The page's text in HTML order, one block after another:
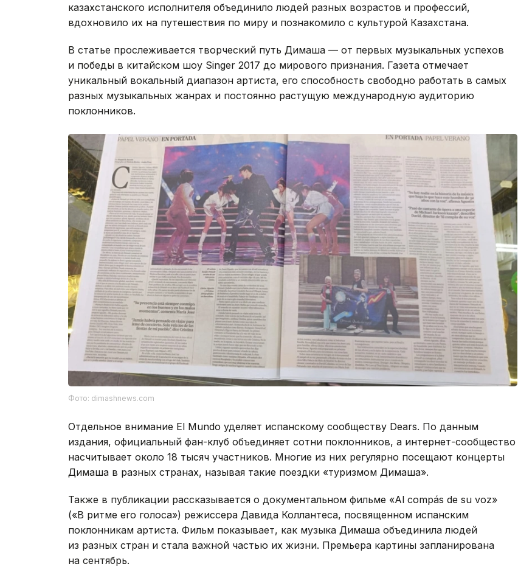
казахстанского исполнителя объединило людей разных возрастов и профессий,
вдохновило их на путешествия по миру и познакомило с культурой Казахстана.
В статье прослеживается творческий путь Димаша — от первых музыкальных успехов
и победы в китайском шоу Singer 2017 до мирового признания. Газета отмечает
уникальный вокальный диапазон артиста, его способность свободно работать в самых
разных музыкальных жанрах и постоянно растущую международную аудиторию
поклонников.
Фото: dimashnews.com
Отдельное внимание El Mundo уделяет испанскому сообществу Dears. По данным
издания, официальный фан-клуб объединяет сотни поклонников, а интернет-сообщество
насчитывает около 18 тысяч участников. Многие из них регулярно посещают концерты
Димаша в разных странах, называя такие поездки «туризмом Димаша».
Также в публикации рассказывается о документальном фильме «Al compás de su voz»
(«В ритме его голоса») режиссера Давида Коллантеса, посвященном испанским
поклонникам артиста. Фильм показывает, как музыка Димаша объединила людей
из разных стран и стала важной частью их жизни. Премьера картины запланирована
на сентябрь.